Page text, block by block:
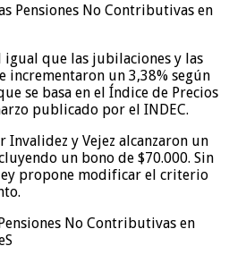
Pensiones No Contributivas en
igual que las jubilaciones y las
incrementaron un 3,38% según
se basa en el Índice de Precios
publicado por el INDEC.
Invalidez y Vejez alcanzaron un
un bono de $70.000. Sin
propone modificar el criterio
No Contributivas en